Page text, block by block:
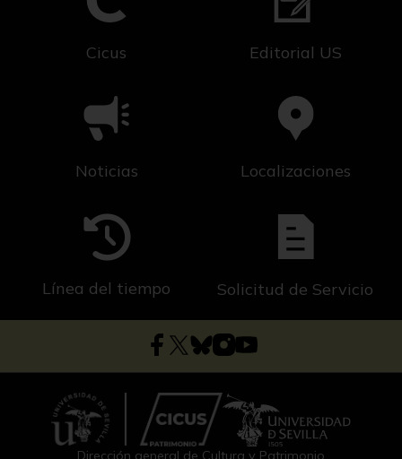
Cicus Editorial US
Noticias Localizaciones
Línea del tiempo Solicitud de Servicio
Dirección general de Cultura y Patrimonio